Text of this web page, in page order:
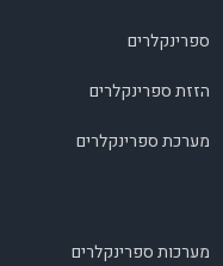
ספרינקלרים
הזזת ספרינקלרים
מערכת ספרינקלרים
מערכות ספרינקלרים